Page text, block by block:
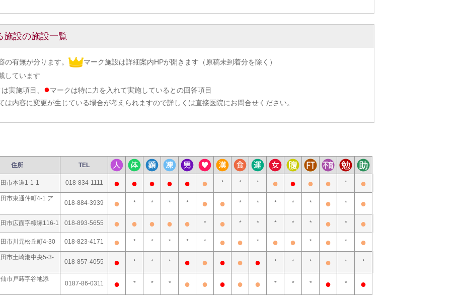
施設の施設一覧
の有無が分ります。
マーク施設は詳細案内HPが開きます（原稿未到着分を除く）
しています
実施項目、 ●マークは特に力を入れて実施しているとの回答項目
は内容に変更が生じている場合が考えられますので詳しくは直接医院にお問合せください。
住所 TEL
市本道1-1-1 018-834-1111 ● ● ● ● ● ● * * * ● ● ● ● * ●
市東通仲町4-1 ア
018-884-3939 ● * * * * ● ● * * * * * ● * ●
市広面字糠塚116-1 018-893-5655 ● ● ● ● ● * ● * * * * * ● * ●
市川元松丘町4-30 018-823-4171 ● * * * * * ● ● * ● ● * ● * ●
市土崎港中央5-3-
018-857-4055 ● * * * ● ● ● ● ● * * * ● * *
市戸蒔字谷地添
0187-86-0311 ● * * * ● ● ● ● ● * * * ● * ●